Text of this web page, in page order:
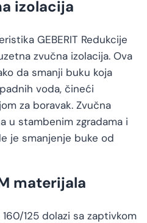
izolacija
GEBERIT Redukcije
zvučna izolacija. Ova
da smanji buku koja
voda, čineći
za boravak. Zvučna
u stambenim zgradama i
je smanjenje buke od
materijala
160/125 dolazi sa zaptivkom